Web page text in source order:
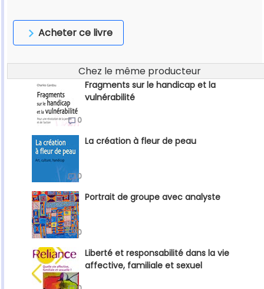
Acheter ce livre
Chez le même producteur
Fragments sur le handicap et la
vulnérabilité
0
La création à fleur de peau
0
Portrait de groupe avec analyste
0
Liberté et responsabilité dans la vie
affective, familiale et sexuel